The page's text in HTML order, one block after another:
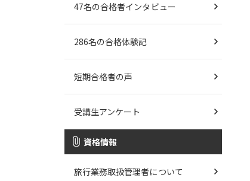
47名の合格者インタビュー
286名の合格体験記
短期合格者の声
受講生アンケート
資格情報
旅行業務取扱管理者について